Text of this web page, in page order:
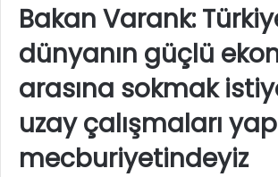
Bakan Varank:
dünyanın güçlü
arasına sokmak
uzay çalışmaları
mecburiyetindeyiz